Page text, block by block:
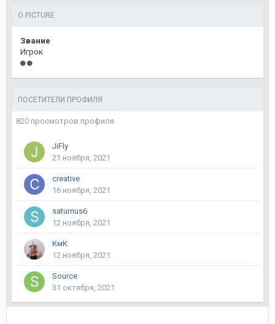
О PICTURE
Звание
Игрок
ПОСЕТИТЕЛИ ПРОФИЛЯ
820 просмотров профиля
JiFly
21 ноября, 2021
creative
16 ноября, 2021
saturnus6
12 ноября, 2021
КмК
12 ноября, 2021
Source
31 октября, 2021